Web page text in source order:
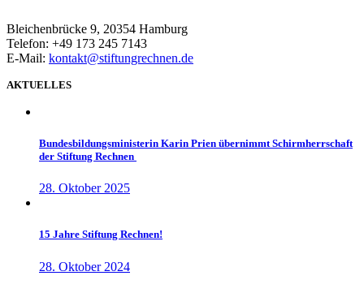
Bleichenbrücke 9, 20354 Hamburg
Telefon: +49 173 245 7143
E-Mail: kontakt@stiftungrechnen.de
AKTUELLES
Bundesbildungsministerin Karin Prien übernimmt Schirmherrschaft
der Stiftung Rechnen
28. Oktober 2025
15 Jahre Stiftung Rechnen!
28. Oktober 2024